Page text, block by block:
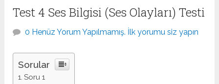
Test 4 Ses Bilgisi (Ses Olayları) Testi
0 Henüz Yorum Yapılmamış. İlk yorumu siz yapın
Sorular
Soru 1